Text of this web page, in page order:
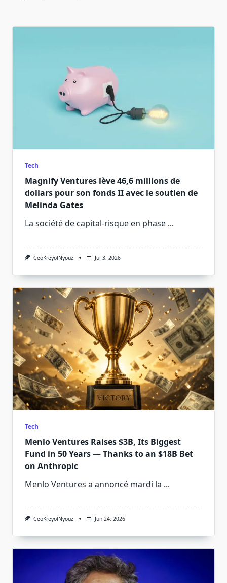
Tech
Magnify Ventures lève 46,6 millions de
dollars pour son fonds II avec le soutien de
Melinda Gates
La société de capital-risque en phase ...
CeoKreyolNyouz Jul 3, 2026
Tech
Menlo Ventures Raises $3B, Its Biggest
Fund in 50 Years — Thanks to an $18B Bet
on Anthropic
Menlo Ventures a annoncé mardi la ...
CeoKreyolNyouz Jun 24, 2026